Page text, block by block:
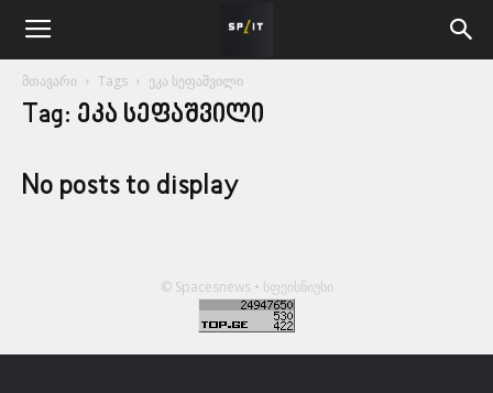
მთავარი Tags ეკა სეფაშვილი
Tag: ეკა სეფაშვილი
No posts to display
© Spacesnews • სფეისნიუსი